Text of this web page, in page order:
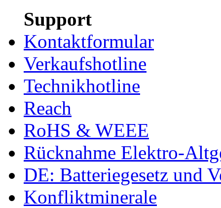
Support
Kontaktformular
Verkaufshotline
Technikhotline
Reach
RoHS & WEEE
Rücknahme Elektro-
DE: Batteriegesetz und
Konfliktminerale